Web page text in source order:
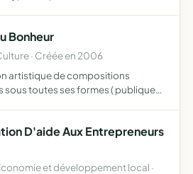
Bonheur
· Créée en 2006
artistique de compositions
sous toutes ses formes ( publiques
D'aide Aux Entrepreneurs
et développement local ·